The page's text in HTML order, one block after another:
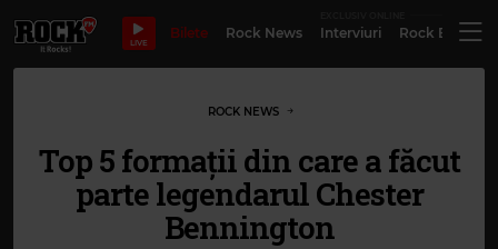
LIVE
Bilete Rock News Interviuri Rock
ROCK NEWS
Top 5 formații din care a făcut
parte legendarul Chester
Bennington